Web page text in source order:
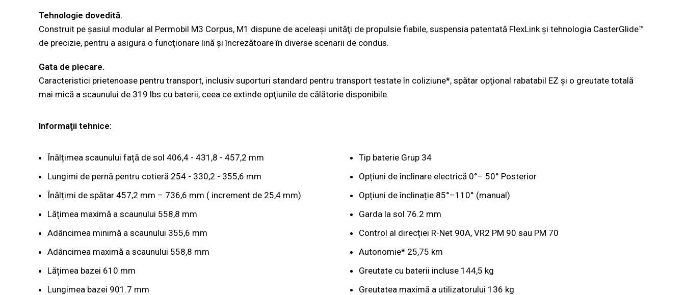
Tehnologie dovedită.
Construit pe șasiul modular al Permobil M3 Corpus, M1 dispune de aceleași unităţi de propulsie fiabile, suspensia patentată FlexLink și tehnologia CasterGlide™
de precizie, pentru a asigura o funcţionare lină și încrezătoare în diverse scenarii de condus.
Gata de plecare.
Caracteristici prietenoase pentru transport, inclusiv suporturi standard pentru transport testate în coliziune*, spătar opţional rabatabil EZ și o greutate totală
mai mică a scaunului de 319 lbs cu baterii, ceea ce extinde opţiunile de călătorie disponibile.
Informaţii tehnice:
Înălțimea scaunului față de sol 406,4 - 431,8 - 457,2 mm
Lungimi de pernă pentru cotieră 254 - 330,2 - 355,6 mm
Înălțimi de spătar 457,2 mm – 736,6 mm ( increment de 25,4 mm)
Lățimea maximă a scaunului 558,8 mm
Adâncimea minimă a scaunului 355,6 mm
Adâncimea maximă a scaunului 558,8 mm
Lățimea bazei 610 mm
Lungimea bazei 901.7 mm
Tip baterie Grup 34
Opțiuni de înclinare electrică 0°– 50° Posterior
Opțiuni de înclinație 85°–110° (manual)
Garda la sol 76.2 mm
Control al direcției R-Net 90A, VR2 PM 90 sau PM 70
Autonomie* 25,75 km
Greutate cu baterii incluse 144,5 kg
Greutatea maximă a utilizatorului 136 kg